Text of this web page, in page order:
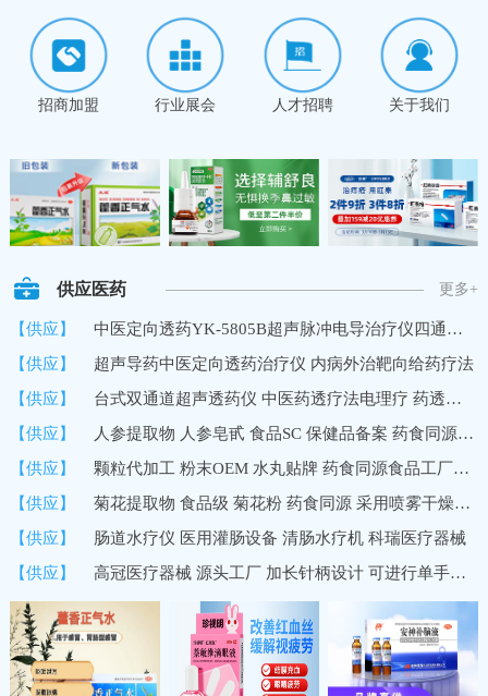
招商加盟 行业展会 人才招聘 关于我们
供应医药 更多+
【供应】
中医定向透药YK-5805B超声脉冲电导治疗仪四通道8路输出深层透药
【供应】
超声导药中医定向透药治疗仪 内病外治靶向给药疗法
【供应】
台式双通道超声透药仪 中医药透疗法电理疗 药透度深 超声波导药
【供应】
人参提取物 人参皂甙 食品SC 保健品备案 药食同源 10%UV 国内
【供应】
颗粒代加工 粉末OEM 水丸贴牌 药食同源食品工厂加工定制
【供应】
菊花提取物 食品级 菊花粉 药食同源 采用喷雾干燥技术 速溶浓缩粉
【供应】
肠道水疗仪 医用灌肠设备 清肠水疗机 科瑞医疗器械
【供应】
高冠医疗器械 源头工厂 加长针柄设计 可进行单手操作 中医穴位埋线针